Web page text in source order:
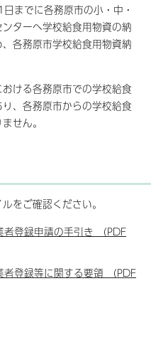
までに各務原市の小・中・
ターへ学校給食用物資の納
各務原市学校給食用物資納
ける各務原市での学校給食
、各務原市からの学校給食
せん。
をご確認ください。
登録申請の手引き （PDF
登録等に関する要領 （PDF